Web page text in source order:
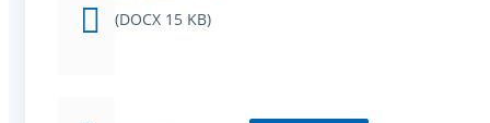
(DOCX 15 KB)